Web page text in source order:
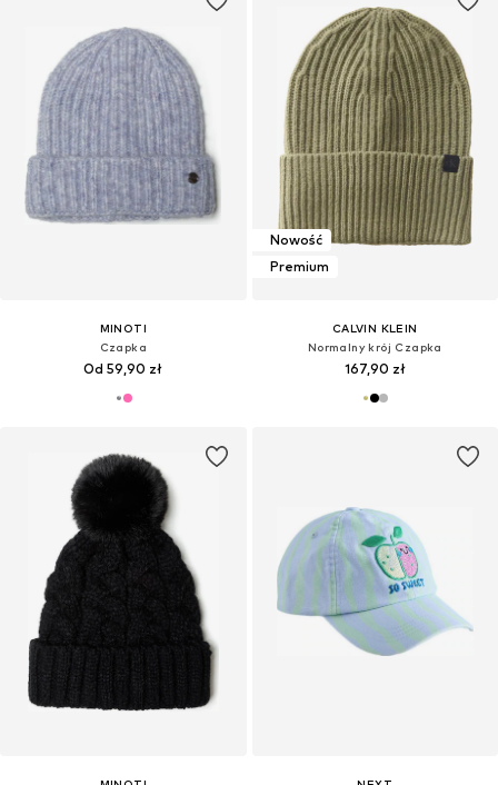
MINOTI
Czapka
Od 59,90 zł
Nowość
Premium
CALVIN KLEIN
Normalny krój Czapka
167,90 zł